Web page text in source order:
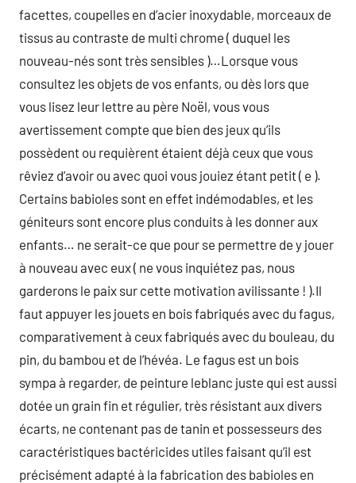
facettes, coupelles en d’acier inoxydable, morceaux de
tissus au contraste de multi chrome ( duquel les
nouveau-nés sont très sensibles )…Lorsque vous
consultez les objets de vos enfants, ou dès lors que
vous lisez leur lettre au père Noël, vous vous
avertissement compte que bien des jeux qu’ils
possèdent ou requièrent étaient déjà ceux que vous
rêviez d’avoir ou avec quoi vous jouiez étant petit ( e ).
Certains babioles sont en effet indémodables, et les
géniteurs sont encore plus conduits à les donner aux
enfants… ne serait-ce que pour se permettre de y jouer
à nouveau avec eux ( ne vous inquiétez pas, nous
garderons le paix sur cette motivation avilissante ! ).Il
faut appuyer les jouets en bois fabriqués avec du fagus,
comparativement à ceux fabriqués avec du bouleau, du
pin, du bambou et de l’hévéa. Le fagus est un bois
sympa à regarder, de peinture leblanc juste qui est aussi
dotée un grain fin et régulier, très résistant aux divers
écarts, ne contenant pas de tanin et possesseurs des
caractéristiques bactéricides utiles faisant qu’il est
précisément adapté à la fabrication des babioles en